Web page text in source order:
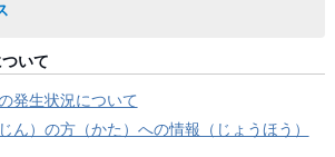
いて
発生状況について
ん）の方（かた）への情報（じょうほう）